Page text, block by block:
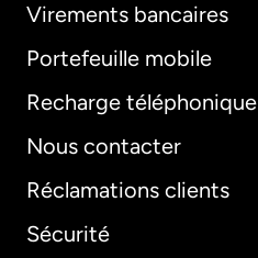
Virements bancaires
Portefeuille mobile
Recharge téléphonique
Nous contacter
Réclamations clients
Sécurité